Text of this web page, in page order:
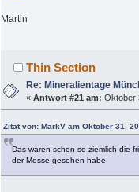
Martin
Thin Section
Re: Mineralientage
«Antwort #21 am: Oktober
Zitat von: MarkV am Oktober 31,
Das waren schon so ziemlich die
der Messe gesehen habe.